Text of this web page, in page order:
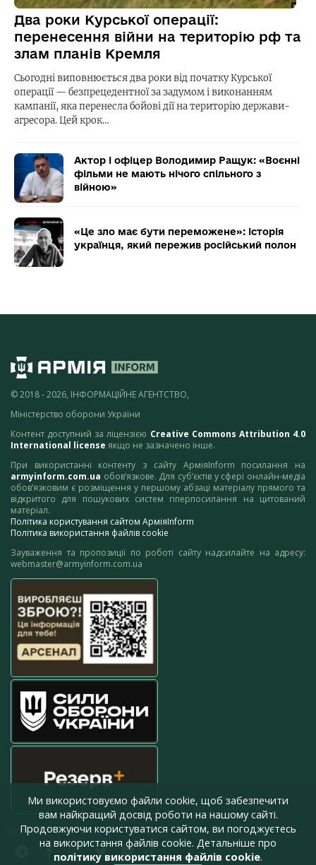
Два роки Курської операції:
перенесення війни на територію рф та
злам планів Кремля
Сьогодні виповнюється два роки від початку Курської
операції — безпрецедентної за задумом і виконанням
кампанії, яка перенесла бойові дії на територію держави-
агресора. Цей крок…
Актор і офіцер Володимир Ращук: «Воєнні
фільми не мають нічого спільного з
війною»
«Це зло має бути переможене»: історія
українця, який пережив російський полон
© 2018 - 2026, ІНФОРМАЦІЙНЕ АГЕНТСТВО,
Міністерство оборони України
Контент доступний за ліцензією Creative Commons Attribution 4.0
International license якщо не зазначено інше.
При використанні контенту з сайту АрміяInform посилання на
armyinform.com.ua обов’язкове. Для суб’єктів у сфері онлайн-медіа
обов’язковим є розміщення у першому абзаці матеріалу прямого та
відкритого для пошукових систем гіперпосилання на цитований
матеріал.
Політика користування сайтом АрміяInform
Політика використання файлів cookie
Зауваження та пропозиції по роботі сайту надсилайте на адресу:
webmaster@armyinform.com.ua
press@armyinform.com.ua
Ми використовуємо файли cookie, щоб забезпечити
вам найкращий досвід роботи на нашому сайті.
Продовжуючи користуватися сайтом, ви погоджуєтесь
на використання файлів cookie. Детальніше про
політику використання файлів cookie.